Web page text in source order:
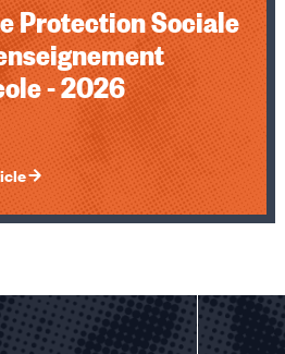
Protection Sociale
- 2026